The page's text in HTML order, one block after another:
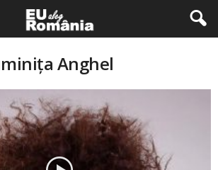
Anghel